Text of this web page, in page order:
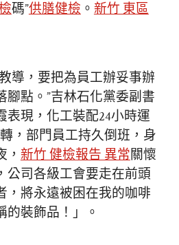
碼”供膳健檢。新竹 東區
，要把為員工辦妥事辦
腳點。”吉林石化黨委副書
表現，化工裝配24小時運
轉，部門員工持久倒班，身
，新竹 健檢報告 異常關懷
公司各級工會要走在前頭
，將永遠被困在我的咖啡
的裝飾品！」。